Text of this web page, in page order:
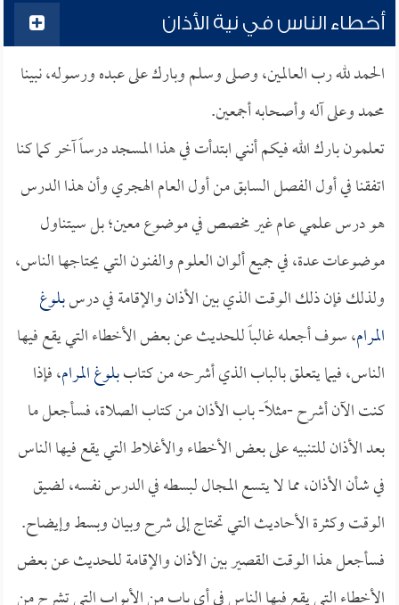
أخطاء الناس في نية الأذان
الحمد لله رب العالمين، وصلى وسلم وبارك على عبده ورسوله، نبينا
محمد وعلى آله وأصحابه أجمعين.
تعلمون بارك الله فيكم أنني ابتدأت في هذا المسجد درساً آخر كما كنا
اتفقنا في أول الفصل السابق من أول العام الهجري وأن هذا الدرس
هو درس علمي عام غير مخصص في موضوع معين؛ بل سيتناول
موضوعات عدة، في جميع ألوان العلوم والفنون التي يحتاجها الناس،
ولذلك فإن ذلك الوقت الذي بين الأذان والإقامة في درسبلوغ
المرام، سوف أجعله غالباً للحديث عن بعض الأخطاء التي يقع فيها
الناس، فيما يتعلق بالباب الذي أشرحه من كتاببلوغ المرام، فإذا
كنت الآن أشرح -مثلاً- باب الأذان من كتاب الصلاة، فسأجعل ما
بعد الأذان للتنبيه على بعض الأخطاء والأغلاط التي يقع فيها الناس
في شأن الأذان، مما لا يتسع المجال لبسطه في الدرس نفسه، لضيق
الوقت وكثرة الأحاديث التي تحتاج إلى شرح وبيان وبسط وإيضاح.
فسأجعل هذا الوقت القصير بين الأذان والإقامة للحديث عن بعض